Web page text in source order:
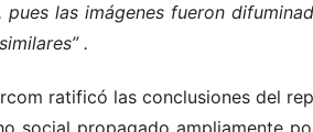
las imágenes fueron
.
ratificó las conclusiones del